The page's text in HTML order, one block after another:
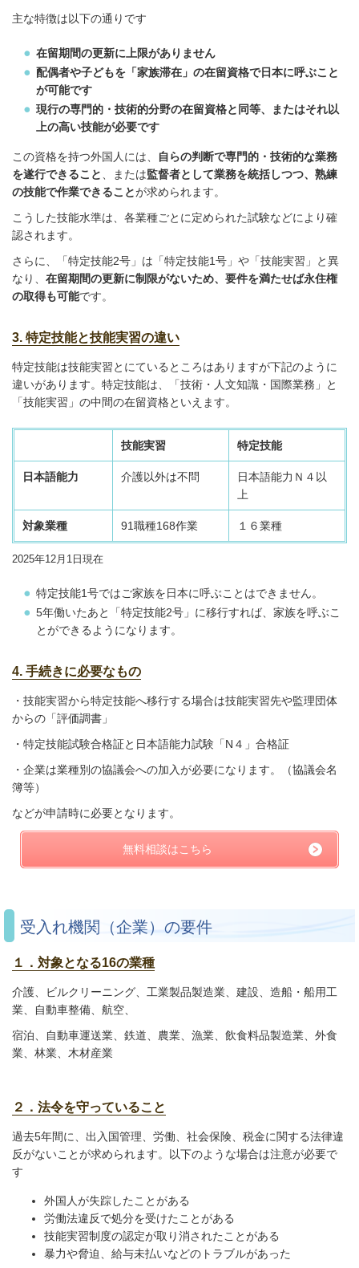
主な特徴は以下の通りです
在留期間の更新に上限がありません
配偶者や子どもを「家族滞在」の在留資格で日本に呼ぶこと
が可能です
現行の専門的・技術的分野の在留資格と同等、またはそれ以
上の高い技能が必要です
この資格を持つ外国人には、
自らの判断で専門的・技術的な業務
を遂行できること
、または監督者として業務を統括しつつ、熟練
の技能で作業できることが求められます。
こうした技能水準は、各業種ごとに定められた試験などにより確
認されます。
さらに、「特定技能2号」は「特定技能1号」や「技能実習」と異
なり、 在留期間の更新に制限がないため、要件を満たせば永住権
の取得も可能です。
3. 特定技能と技能実習の違い
特定技能は技能実習とにているところはありますが下記のように
違いがあります。特定技能は、「技術・人文知識・国際業務」と
「技能実習」の中間の在留資格といえます。
技能実習 特定技能
日本語能力 介護以外は不問
日本語能力Ｎ４以
上
対象業種 91職種168作業 １６業種
2025年12月1日現在
特定技能1号ではご家族を日本に呼ぶことはできません。
5年働いたあと「特定技能2号」に移行すれば、家族を呼ぶこ
とができるようになります。
4. 手続きに必要なもの
・技能実習から特定技能へ移行する場合は技能実習先や監理団体
からの「評価調書」
・特定技能試験合格証と日本語能力試験「N４」合格証
・企業は業種別の協議会への加入が必要になります。（協議会名
簿等）
などが申請時に必要となります。
無料相談はこちら
受入れ機関（企業）の要件
１．対象となる16の業種
介護、ビルクリーニング、工業製品製造業、建設、造船・船用工
業、自動車整備、航空、
宿泊、自動車運送業、鉄道、農業、漁業、飲食料品製造業、外食
業、林業、木材産業
２．法令を守っていること
過去5年間に、出入国管理、労働、社会保険、税金に関する法律違
反がないことが求められます。以下のような場合は注意が必要で
す
外国人が失踪したことがある
労働法違反で処分を受けたことがある
技能実習制度の認定が取り消されたことがある
暴力や脅迫、給与未払いなどのトラブルがあった